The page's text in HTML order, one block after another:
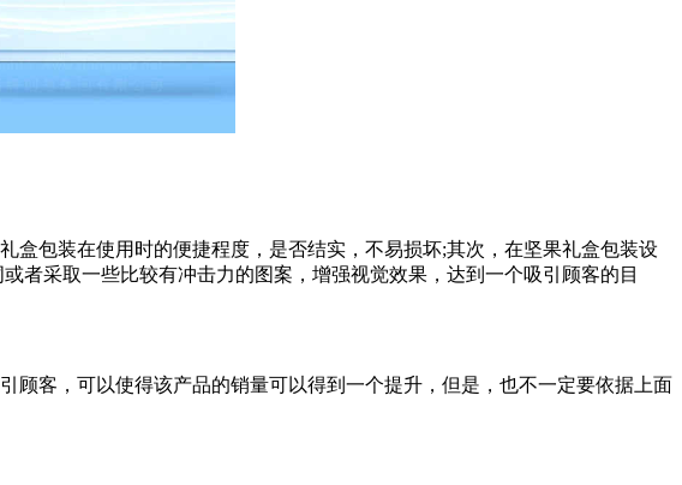
盒包装在使用时的便捷程度，是否结实，不易损坏;其次，在坚果礼盒包装设
者采取一些比较有冲击力的图案，增强视觉效果，达到一个吸引顾客的目
顾客，可以使得该产品的销量可以得到一个提升，但是，也不一定要依据上面